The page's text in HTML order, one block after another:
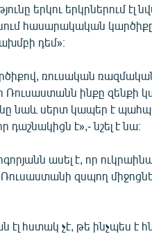
երկու երկրներում էլ
հասարակական
դեմ»։
ռուսական ռազմական
ինքը զենքի
նաև սերտ կապեր է
դաշնակիցն է»,- նշել է նա։
ասել է, որ
Ռուսաստանի զսպող
էլ հստակ չէ, թե ինչպես